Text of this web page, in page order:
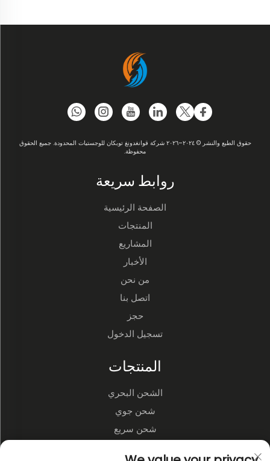
حقوق الطبع والنشر © ٢٠٢٤–٢٠٢٦ شركة قوانغدونغ توبكان للوجستيات المحدودة. جميع الحقوق
محفوظة.
روابط سريعة
الصفحة الرئيسية
المنتجات
المشاريع
الأخبار
من نحن
اتصل بنا
حجز
تسجيل الدخول
المنتجات
الشحن البحري
شحن جوي
شحن سريع